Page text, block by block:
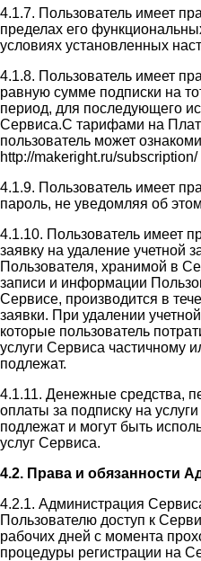
4.1.7. Пользователь имеет
пределах его
условиях установленных
4.1.8. Пользователь имеет
равную сумме подписки на
период, для последующего
Сервиса.С тарифами на
пользователь может
http://makeright.ru/subscription/
4.1.9. Пользователь имеет
пароль, не уведомляя об
4.1.10. Пользователь имеет
заявку на удаление учетной
Пользователя, хранимой в
записи и информации
Сервисе, производится в
заявки. При удалении
которые пользователь
услуги Сервиса частичному
подлежат.
4.1.11. Денежные средства,
оплаты за подписку на
подлежат и могут быть
услуг Сервиса.
4.2. Права и обязанности
4.2.1. Администрация
Пользователю доступ к
рабочих дней с момента
процедуры регистрации на